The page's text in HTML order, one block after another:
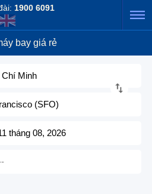
1900 6091
bay giá rẻ
Minh
(SFO)
tháng 08, 2026